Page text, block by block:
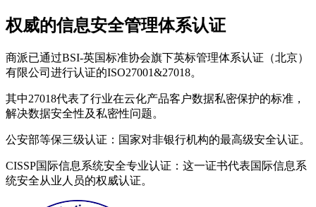
权威的信息安全管理体系认证
商派已通过BSI-英国标准协会旗下英标管理体系认证（北京）
有限公司进行认证的ISO27001&27018。
其中27018代表了行业在云化产品客户数据私密保护的标准，
解决数据安全性及私密性问题。
公安部等保三级认证：国家对非银行机构的最高级安全认证。
CISSP国际信息系统安全专业认证：这一证书代表国际信息系
统安全从业人员的权威认证。